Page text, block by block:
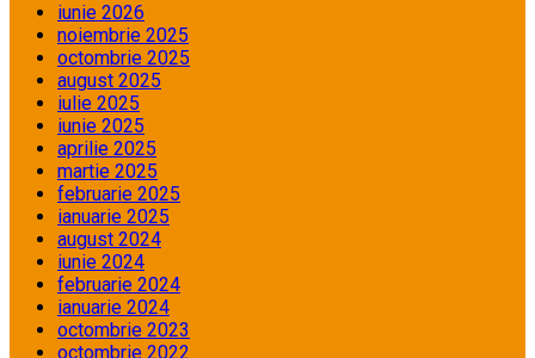
iunie 2026
noiembrie 2025
octombrie 2025
august 2025
iulie 2025
iunie 2025
aprilie 2025
martie 2025
februarie 2025
ianuarie 2025
august 2024
iunie 2024
februarie 2024
ianuarie 2024
octombrie 2023
octombrie 2022